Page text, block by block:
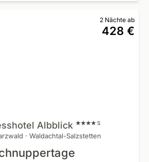
2 Nächte ab
428 €
Albblick S
· Waldachtal-Salzstetten